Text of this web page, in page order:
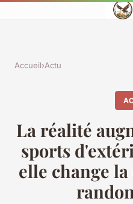
Accueil›Actu
La réalité
sports
elle change